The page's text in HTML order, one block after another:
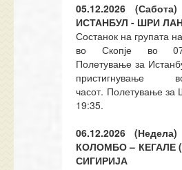
05.12.2026
ИСТАНБУЛ - ШРИ
Состанок на групата
во Скопје во
Полетување за
часот. Полетување за
19:35.
06.12.2026
КОЛОМБО – КЕГАЛЕ
СИГИРИЈА